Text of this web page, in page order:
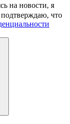
на новости, я
что